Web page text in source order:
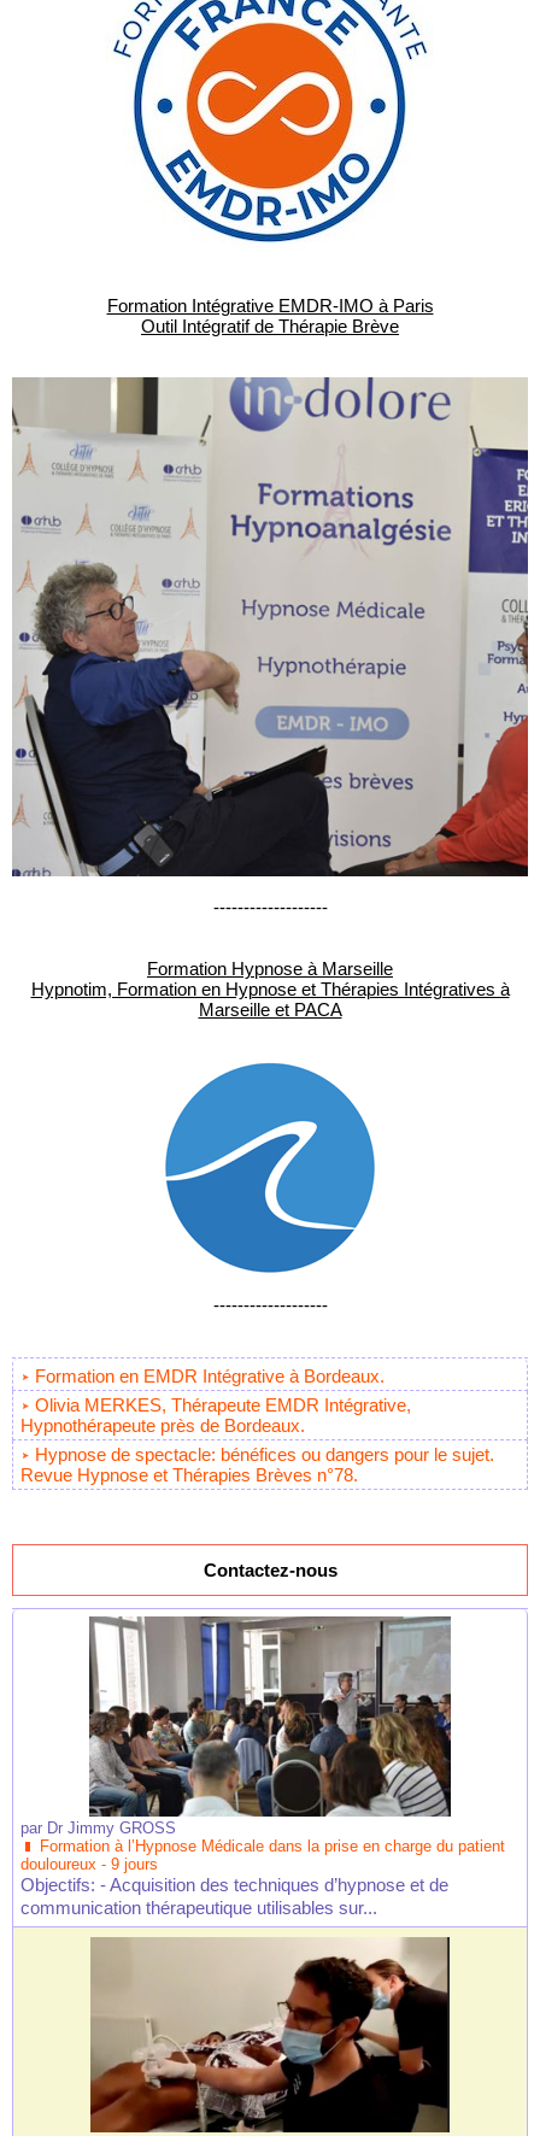
Formation Intégrative EMDR-IMO à Paris
Outil Intégratif de Thérapie Brève
-------------------
Formation Hypnose à Marseille
Hypnotim, Formation en Hypnose et Thérapies Intégratives à
Marseille et PACA
-------------------
Formation en EMDR Intégrative à Bordeaux.
Olivia MERKES, Thérapeute EMDR Intégrative,
Hypnothérapeute près de Bordeaux.
Hypnose de spectacle: bénéfices ou dangers pour le sujet.
Revue Hypnose et Thérapies Brèves n°78.
Contactez-nous
par Dr Jimmy GROSS
Formation à l’Hypnose Médicale dans la prise en charge du patient
douloureux - 9 jours
Objectifs: - Acquisition des techniques d’hypnose et de
communication thérapeutique utilisables sur...